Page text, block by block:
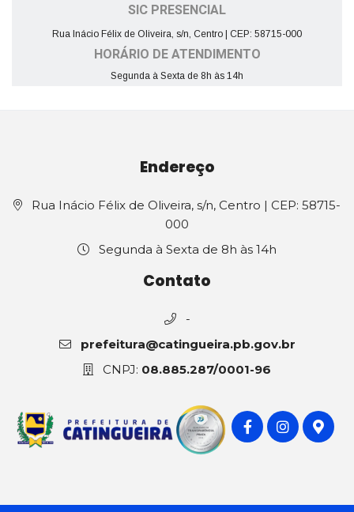
SIC PRESENCIAL
Rua Inácio Félix de Oliveira, s/n, Centro | CEP: 58715-000
HORÁRIO DE ATENDIMENTO
Segunda à Sexta de 8h às 14h
Endereço
Rua Inácio Félix de Oliveira, s/n, Centro | CEP: 58715-
000
Segunda à Sexta de 8h às 14h
Contato
-
prefeitura@catingueira.pb.gov.br
CNPJ: 08.885.287/0001-96